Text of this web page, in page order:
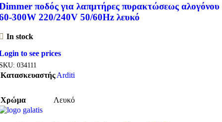
ποδός για λαπμτήρες πυρακτώσεως αλογόνου
300W 220/240V 50/60Hz λευκό
In stock
to see prices
034111
ΚατασκευαστήςArditi
Χρώμα Λευκό